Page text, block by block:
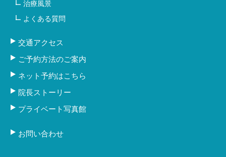
治療風景
よくある質問
交通アクセス
ご予約方法のご案内
ネット予約はこちら
院長ストーリー
プライベート写真館
お問い合わせ